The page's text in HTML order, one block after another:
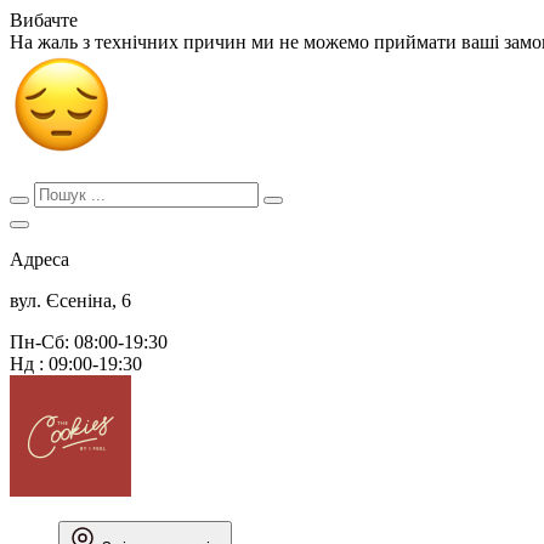
Вибачте
На жаль з технічних причин ми не можемо приймати ваші
Адреса
вул. Єсеніна, 6
Пн-Сб: 08:00-19:30
Нд : 09:00-19:30